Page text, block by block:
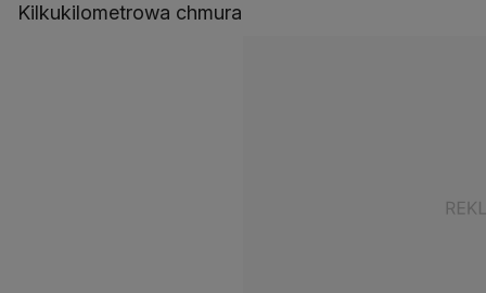
Kilkukilometrowa chmura